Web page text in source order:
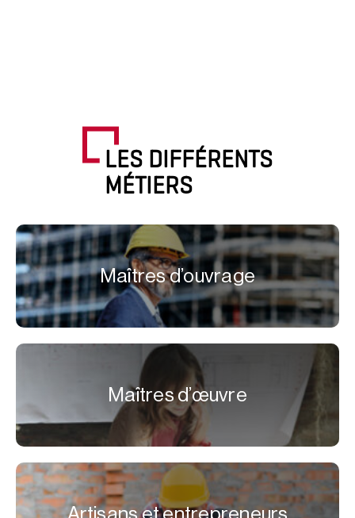
LES DIFFÉRENTS
MÉTIERS
Maîtres d’ouvrage
Maîtres d’œuvre
Artisans et entrepreneurs